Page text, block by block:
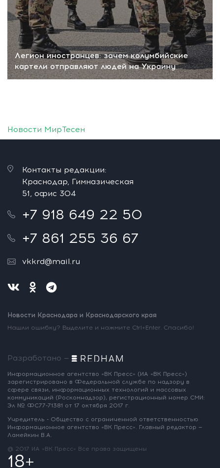
Легион иностранцев: зачем колумбийские
картели отправляют людей на Украину
Новости МирТесен
Контакты редакции:
Краснодар, Гимназическая
51, офис 304
+7 918 649 22 50
+7 861 255 36 67
vkkrd@mail.ru
Новости Краснодара и Краснодарского края
Нашли ошибку? Выделите и нажмите Ctrl+Enter. Спасибо!
Разработано —
Информационное агентство «ВК Пресс» (ИА «ВК Пресс»)
зарегистрировано в Федеральной службе по надзору в
сфере связи, информационных технологий и массовых
коммуникаций (Роскомнадзор), регистрационный номер СМИ:
Эл № ФС77-71381 от 17 октября 2017 г.
Учредитель - Общество с ограниченной ответственностью
Информационное агентство «ВК Пресс». Главный редактор —
Ламейкин В.А.
@ 2017 ИА «ВК Пресс» Все права защищены
18+